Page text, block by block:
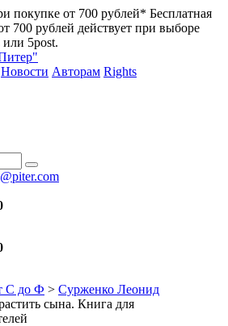
покупке от 700 рублей* Бесплатная
700 рублей действует при выборе
5post.
Новости Авторам Rights
С до Ф > Сурженко Леонид
сына. Книга для